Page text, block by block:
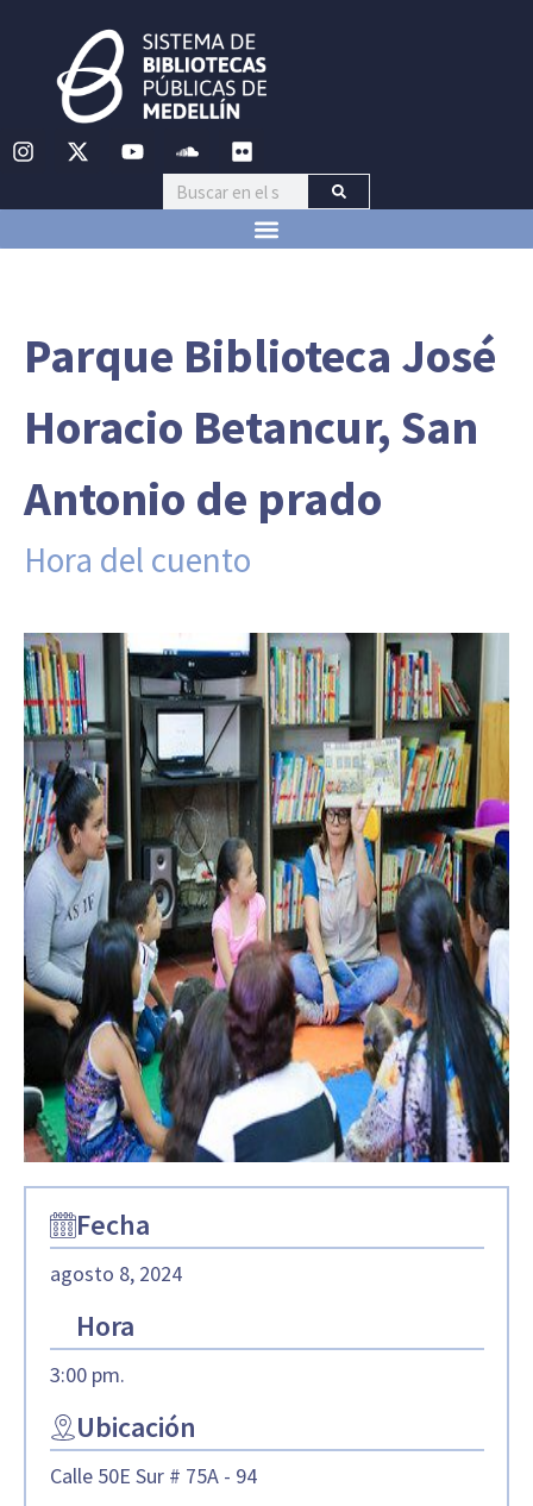
Parque Biblioteca José
Horacio Betancur, San
Antonio de prado
Hora del cuento
Fecha
agosto 8, 2024
Hora
3:00 pm.
Ubicación
Calle 50E Sur # 75A - 94